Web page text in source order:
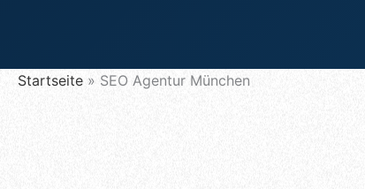
Startseite » SEO Agentur München